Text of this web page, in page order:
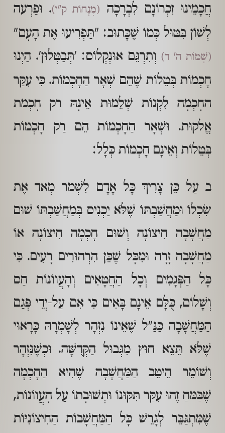
חֲכָמֵינוּ זִכְרוֹנָם לִבְרָכָה (מְנָחוֹת ק"י). וּפַרְעה
לְשׁוֹן בִּטּוּל כְּמוֹ שֶׁכָּתוּב: "תַּפְרִיעוּ אֶת הָעָם"
(שְׁמוֹת ה' ד) וְתִרְגֵּם אוּנְקְלוֹס: 'תְּבַטְּלוּן'. הַיְנוּ
חָכְמוֹת בְּטֵלוֹת שֶׁהֵם שְׁאָר הַחָכְמוֹת. כִּי עִקַּר
הַחָכְמָה לִקְנוֹת שְׁלֵמוּת אֵינָהּ רַק חָכְמַת
אֱלקוּת. וּשְׁאָר הַחָכְמוֹת הֵם רַק חָכְמוֹת
בְּטֵלוֹת וְאֵינָם חָכְמוֹת כְּלָל:
ב עַל כֵּן צָרִיךְ כָּל אָדָם לִשְׁמר מְאד אֶת
שִׂכְלוֹ וּמַחֲשַׁבְתּוֹ שֶׁלֹּא יַכְנִיס בְּמַחֲשַׁבְתּוֹ שׁוּם
מַחֲשָׁבָה חִיצוֹנָה וְשׁוּם חָכְמָה חִיצוֹנָה אוֹ
מַחֲשָׁבָה זָרָה וּמִכָּל שֶׁכֵּן הִרְהוּרִים רָעִים. כִּי
כָּל הַפְּגָמִים וְכָל הַחֲטָאִים וְהָעֲווֹנוֹת חַס
וְשָׁלוֹם, כֻּלָּם אֵינָם בָּאִים כִּי אִם עַל-יְדֵי פְּגַם
הַמַּחֲשָׁבָה כַּנַּ"ל שֶׁאֵינוֹ נִזְהָר לְשָׁמְרָהּ כָּרָאוּי
שֶׁלֹּא תֵּצֵא חוּץ מִגְּבוּל הַקְּדֻשָּׁה. וּכְשֶׁנִּזְהָר
וְשׁוֹמֵר הֵיטֵב הַמַּחֲשָׁבָה שֶׁהִיא הַחָכְמָה
שֶׁבַּמּחַ זֶהוּ עִקַּר תִּקּוּנוֹ וּתְשׁוּבָתוֹ עַל הָעֲווֹנוֹת,
שֶׁמִּתְגַּבֵּר לְגָרֵשׁ כָּל הַמַּחֲשָׁבוֹת הַחִיצוֹנִיּוֹת